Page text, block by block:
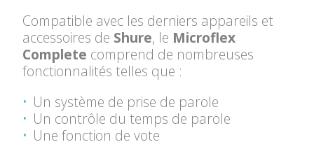
Compatible avec les derniers appareils et
accessoires de Shure, le Microflex
Complete comprend de nombreuses
fonctionnalités telles que :
Un système de prise de parole
Un contrôle du temps de parole
Une fonction de vote